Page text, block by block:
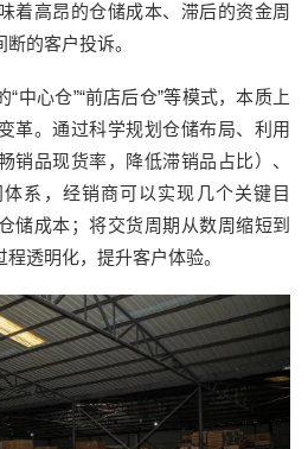
着高昂的仓储成本、滞后的资金周
的客户投诉。
中心仓”“前店后仓”等模式，本质上
革。通过科学规划仓储布局、利用
销品现货率，降低滞销品占比）、
系，经销商可以实现几个关键目
储成本；将交货周期从数周缩短到
透明化，提升客户体验。